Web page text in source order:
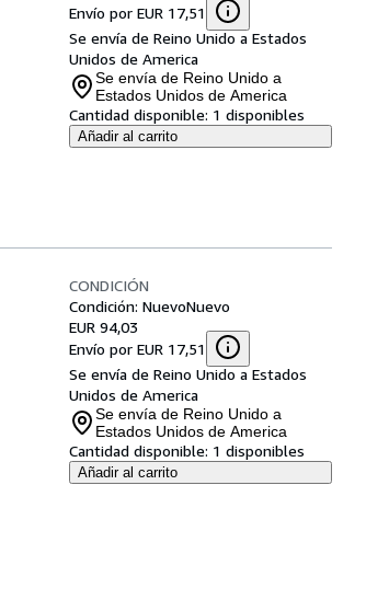
Envío por EUR 17,51
Se envía de Reino Unido a Estados
Unidos de America
Se envía de Reino Unido a
Estados Unidos de America
Cantidad disponible: 1 disponibles
Añadir al carrito
CONDICIÓN
Condición: NuevoNuevo
EUR 94,03
Envío por EUR 17,51
Se envía de Reino Unido a Estados
Unidos de America
Se envía de Reino Unido a
Estados Unidos de America
Cantidad disponible: 1 disponibles
Añadir al carrito